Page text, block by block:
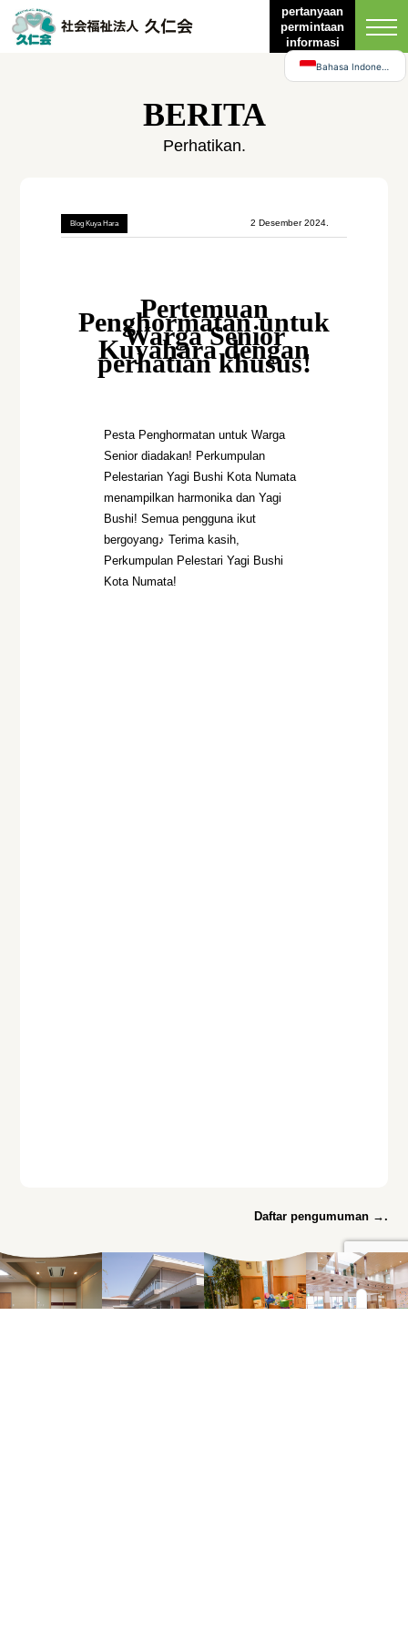
pertanyaan
permintaan
informasi
BERITA
Perhatikan.
Blog Kuya Hara 2 Desember 2024.
Pertemuan
Penghormatan untuk
Warga Senior
Kuyahara dengan
perhatian khusus!
Pesta Penghormatan untuk Warga
Senior diadakan! Perkumpulan
Pelestarian Yagi Bushi Kota Numata
menampilkan harmonika dan Yagi
Bushi! Semua pengguna ikut
bergoyang♪ Terima kasih,
Perkumpulan Pelestari Yagi Bushi
Kota Numata!
Daftar pengumuman →.
Bahasa Indonesia
日本語